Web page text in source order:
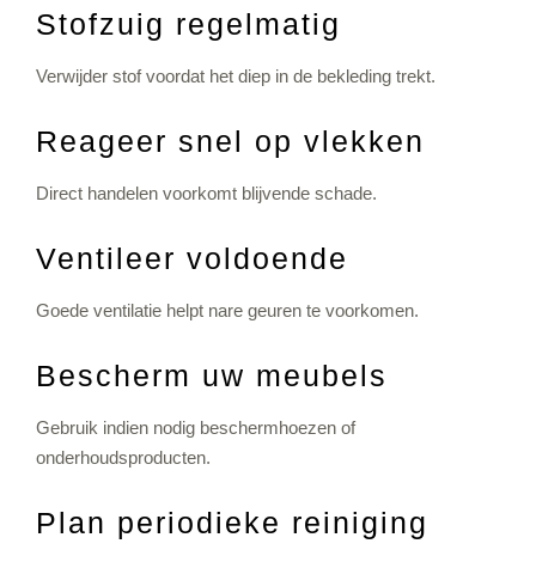
Stofzuig regelmatig
Verwijder stof voordat het diep in de bekleding trekt.
Reageer snel op vlekken
Direct handelen voorkomt blijvende schade.
Ventileer voldoende
Goede ventilatie helpt nare geuren te voorkomen.
Bescherm uw meubels
Gebruik indien nodig beschermhoezen of
onderhoudsproducten.
Plan periodieke reiniging